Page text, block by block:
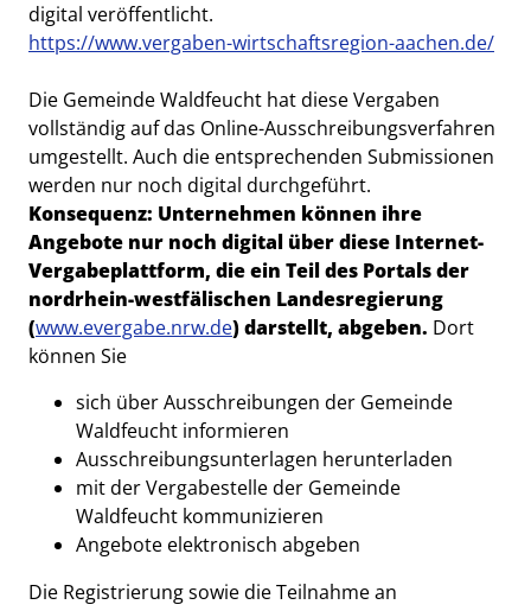
digital veröffentlicht.
https://www.vergaben-wirtschaftsregion-aachen.de/
Die Gemeinde Waldfeucht hat diese Vergaben
vollständig auf das Online-Ausschreibungsverfahren
umgestellt. Auch die entsprechenden Submissionen
werden nur noch digital durchgeführt.
Konsequenz: Unternehmen können ihre
Angebote nur noch digital über diese Internet-
Vergabeplattform, die ein Teil des Portals der
nordrhein-westfälischen Landesregierung
(www.evergabe.nrw.de) darstellt, abgeben. Dort
können Sie
sich über Ausschreibungen der Gemeinde
Waldfeucht informieren
Ausschreibungsunterlagen herunterladen
mit der Vergabestelle der Gemeinde
Waldfeucht kommunizieren
Angebote elektronisch abgeben
Die Registrierung sowie die Teilnahme an